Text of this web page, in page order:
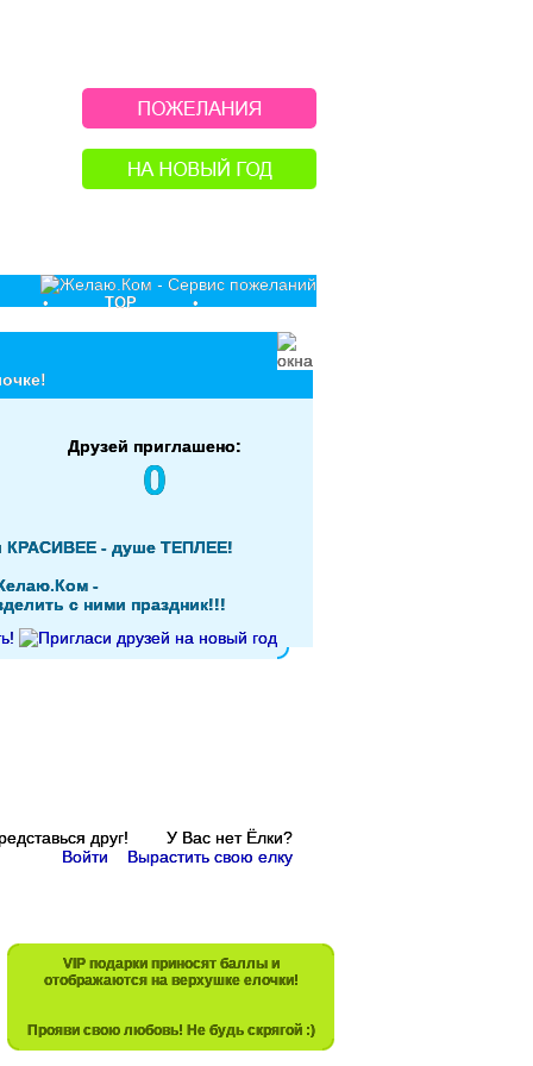
• TOP
•
Друзей приглашено:
0
КРАСИВЕЕ - душе ТЕПЛЕЕ!
-
с ними праздник!!!
VIP подарки приносят баллы и
отображаются на верхушке елочки!
Прояви свою любовь! Не будь скрягой :)
друг! У Вас нет Ёлки?
Войти
Вырастить свою елку